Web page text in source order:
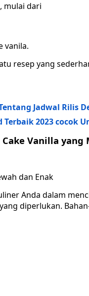
mulai dari
vanila.
resep yang
Jadwal Rilis
2023 cocok
Vanilla yang
Anda dalam
diperlukan.